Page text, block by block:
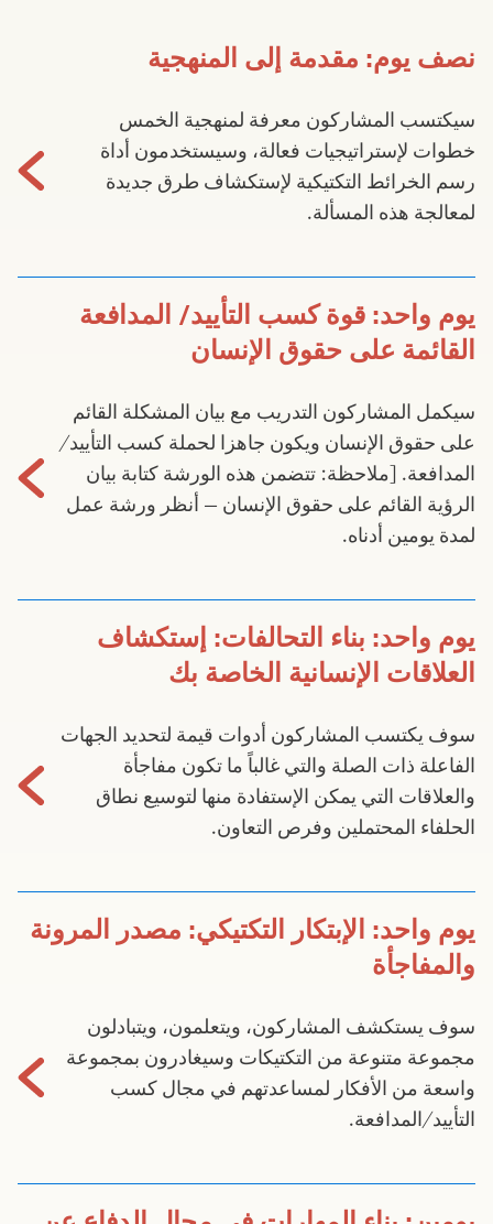
نصف يوم: مقدمة إلى المنهجية
سيكتسب المشاركون معرفة لمنهجية الخمس
خطوات لإستراتيجيات فعالة، وسيستخدمون أداة
رسم الخرائط التكتيكية لإستكشاف طرق جديدة
لمعالجة هذه المسألة.
يوم واحد: قوة كسب التأييد/ المدافعة
القائمة على حقوق الإنسان
سيكمل المشاركون التدريب مع بيان المشكلة القائم
على حقوق الإنسان ويكون جاهزا لحملة كسب التأييد/
المدافعة. [ملاحظة: تتضمن هذه الورشة كتابة بيان
الرؤية القائم على حقوق الإنسان – أنظر ورشة عمل
لمدة يومين أدناه.
يوم واحد: بناء التحالفات: إستكشاف
العلاقات الإنسانية الخاصة بك
سوف يكتسب المشاركون أدوات قيمة لتحديد الجهات
الفاعلة ذات الصلة والتي غالباً ما تكون مفاجأة
والعلاقات التي يمكن الإستفادة منها لتوسيع نطاق
الحلفاء المحتملين وفرص التعاون.
يوم واحد: الإبتكار التكتيكي: مصدر المرونة
والمفاجأة
سوف يستكشف المشاركون، ويتعلمون، ويتبادلون
مجموعة متنوعة من التكتيكات وسيغادرون بمجموعة
واسعة من الأفكار لمساعدتهم في مجال كسب
التأييد/المدافعة.